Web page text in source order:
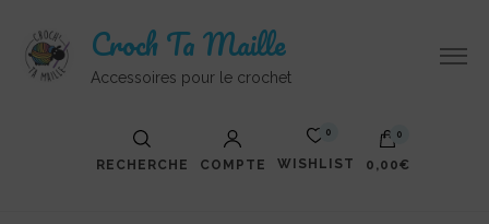
Croch Ta Maille
Accessoires pour le crochet
RECHERCHE COMPTE
0
WISHLIST
0
0,00€